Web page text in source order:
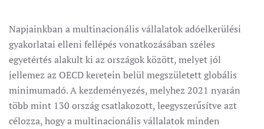
Napjainkban a multinacionális vállalatok adóelkerülési
gyakorlatai elleni fellépés vonatkozásában széles
egyetértés alakult ki az országok között, melyet jól
jellemez az OECD keretein belül megszületett globális
minimumadó. A kezdeményezés, melyhez 2021 nyarán
több mint 130 ország csatlakozott, leegyszerűsítve azt
célozza, hogy a multinacionális vállalatok minden